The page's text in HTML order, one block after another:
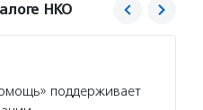
НКО
поддерживает